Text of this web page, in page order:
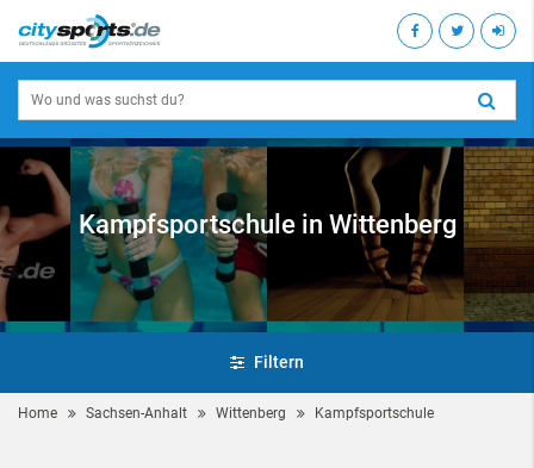
Kampfsportschule in Wittenberg
Filtern
Home Sachsen-Anhalt Wittenberg Kampfsportschule